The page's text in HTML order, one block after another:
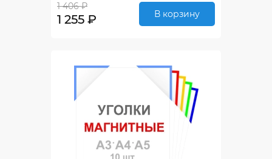
1 406 ₽
1 255 ₽ В корзину